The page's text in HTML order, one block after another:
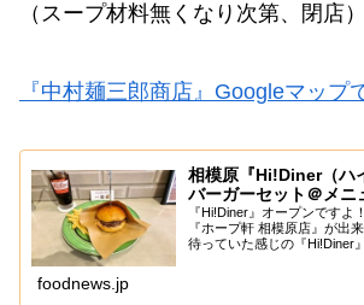
（スープ材料無くなり次第、閉店）
『中村麺三郎商店』Googleマップ
相模原『Hi!Diner（ハ
バーガーセット＠メニ
『Hi!Diner』オープンですよ
『ホープ軒 相模原店』が出
待っていた感じの『Hi!Diner
行ったタイミングで食べる
foodnews.jp